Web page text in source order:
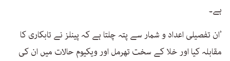
ہے۔
’ان تفصیلی اعداد و شمار سے پتہ چلتا ہے کہ پینلز نے تابکاری کا
مقابلہ کیا اور خلا کے سخت تھرمل اور ویکیوم حالات میں ان کی